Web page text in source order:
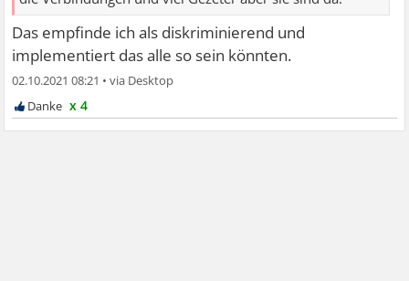
Das empfinde ich als diskriminierend und
implementiert das alle so sein könnten.
02.10.2021 08:21 •
x 4